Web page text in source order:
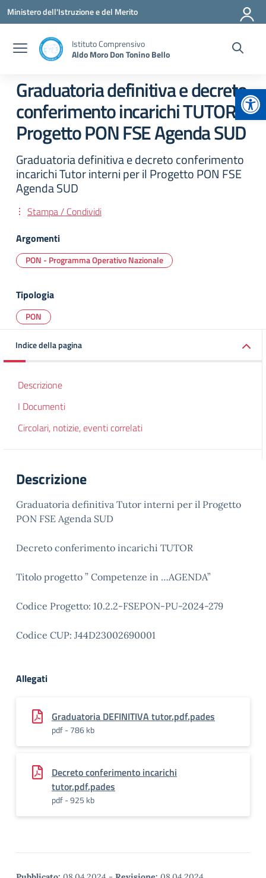
Vai ai contenuti
Vai al menu di navigazione
Vai al footer
Ministero dell'Istruzione e del Merito
Istituto Comprensivo
Aldo Moro Don Tonino Bello
Graduatoria definitiva e decreto
conferimento incarichi TUTOR
Progetto PON FSE Agenda SUD
Graduatoria definitiva e decreto conferimento
incarichi Tutor interni per il Progetto PON FSE
Agenda SUD
Stampa / Condividi
Argomenti
PON - Programma Operativo Nazionale
Tipologia
PON
Indice della pagina
Descrizione
I Documenti
Circolari, notizie, eventi correlati
Descrizione
Graduatoria definitiva Tutor interni per il Progetto
PON FSE Agenda SUD
Decreto conferimento incarichi TUTOR
Titolo progetto ” Competenze in …AGENDA”
Codice Progetto: 10.2.2-FSEPON-PU-2024-279
Codice CUP: J44D23002690001
Allegati
Graduatoria DEFINITIVA tutor.pdf.pades
pdf - 786 kb
Decreto conferimento incarichi
tutor.pdf.pades
pdf - 925 kb